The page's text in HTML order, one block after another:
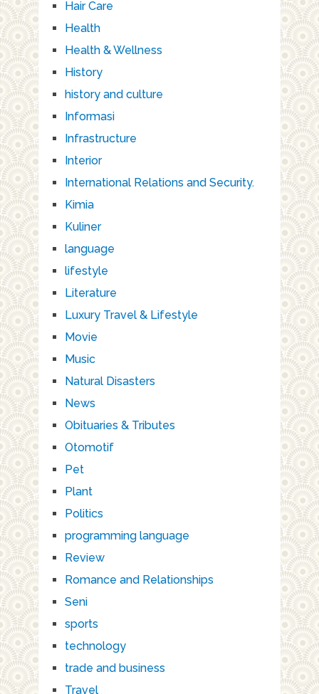
Hair Care
Health
Health & Wellness
History
history and culture
Informasi
Infrastructure
Interior
International Relations and Security.
Kimia
Kuliner
language
lifestyle
Literature
Luxury Travel & Lifestyle
Movie
Music
Natural Disasters
News
Obituaries & Tributes
Otomotif
Pet
Plant
Politics
programming language
Review
Romance and Relationships
Seni
sports
technology
trade and business
Travel